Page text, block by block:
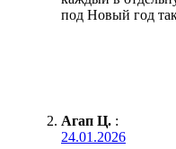
под Новый год
Агап Ц. :
24.01.2026